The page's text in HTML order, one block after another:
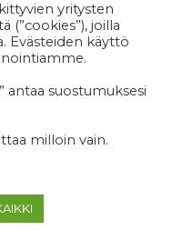
YLEISET SOPIMUSEHDOT
yritysten
(”cookies”), joilla
Evästeiden käyttö
antaa suostumuksesi
milloin vain.